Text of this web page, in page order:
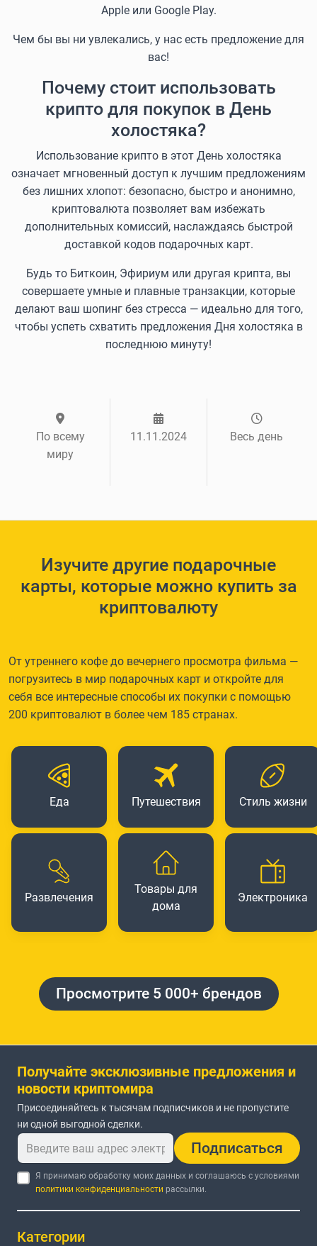
Apple или Google Play.
Чем бы вы ни увлекались, у нас есть предложение для
вас!
Почему стоит использовать
крипто для покупок в День
холостяка?
Использование крипто в этот День холостяка
означает мгновенный доступ к лучшим предложениям
без лишних хлопот: безопасно, быстро и анонимно,
криптовалюта позволяет вам избежать
дополнительных комиссий, наслаждаясь быстрой
доставкой кодов подарочных карт.
Будь то Биткоин, Эфириум или другая крипта, вы
совершаете умные и плавные транзакции, которые
делают ваш шопинг без стресса — идеально для того,
чтобы успеть схватить предложения Дня холостяка в
последнюю минуту!
По всему
миру
11.11.2024 Весь день
Изучите другие подарочные
карты, которые можно купить за
криптовалюту
От утреннего кофе до вечернего просмотра фильма —
погрузитесь в мир подарочных карт и откройте для
себя все интересные способы их покупки с помощью
200 криптовалют в более чем 185 странах.
Еда Путешествия Стиль жизни
Развлечения
Товары для
дома
Электроника
Просмотрите 5 000+ брендов
Получайте эксклюзивные предложения и
новости криптомира
Присоединяйтесь к тысячам подписчиков и не пропустите
ни одной выгодной сделки.
Подписаться
Я принимаю обработку моих данных и соглашаюсь с условиями
политики конфиденциальности рассылки.
Категории